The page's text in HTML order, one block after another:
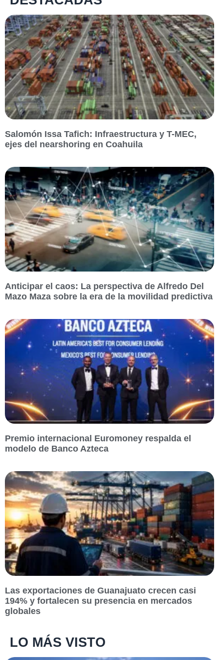
Salomón Issa Tafich: Infraestructura y T-MEC,
ejes del nearshoring en Coahuila
Anticipar el caos: La perspectiva de Alfredo Del
Mazo Maza sobre la era de la movilidad predictiva
Premio internacional Euromoney respalda el
modelo de Banco Azteca
Las exportaciones de Guanajuato crecen casi
194% y fortalecen su presencia en mercados
globales
LO MÁS VISTO